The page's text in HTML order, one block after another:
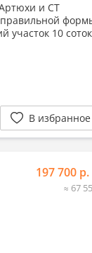
и СТ
правильной
участок 10 соток
В избранное
197 700 р.
≈ 67